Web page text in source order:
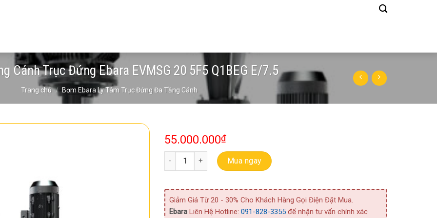
Cánh Trục Đứng Ebara EVMSG 20 5F5 Q1BEG E/7.5
Trang chủ / Bơm Ebara Ly Tâm Trục Đứng Đa Tầng Cánh
55.000.000₫
Bơm Đa Tầng Cánh Trục Đứng Ebara EVMSG 20 5F5 Q1BEG E/7.5 số lượng
Mua ngay
Giảm Giá Từ 20 - 30% Cho Khách Hàng Gọi Điện Đặt Mua.
EbaraLiên Hệ Hotline: 091-828-3355để nhận tư vấn chính xác